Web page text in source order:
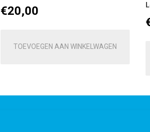
€20,00
TOEVOEGEN AAN WINKELWAGEN